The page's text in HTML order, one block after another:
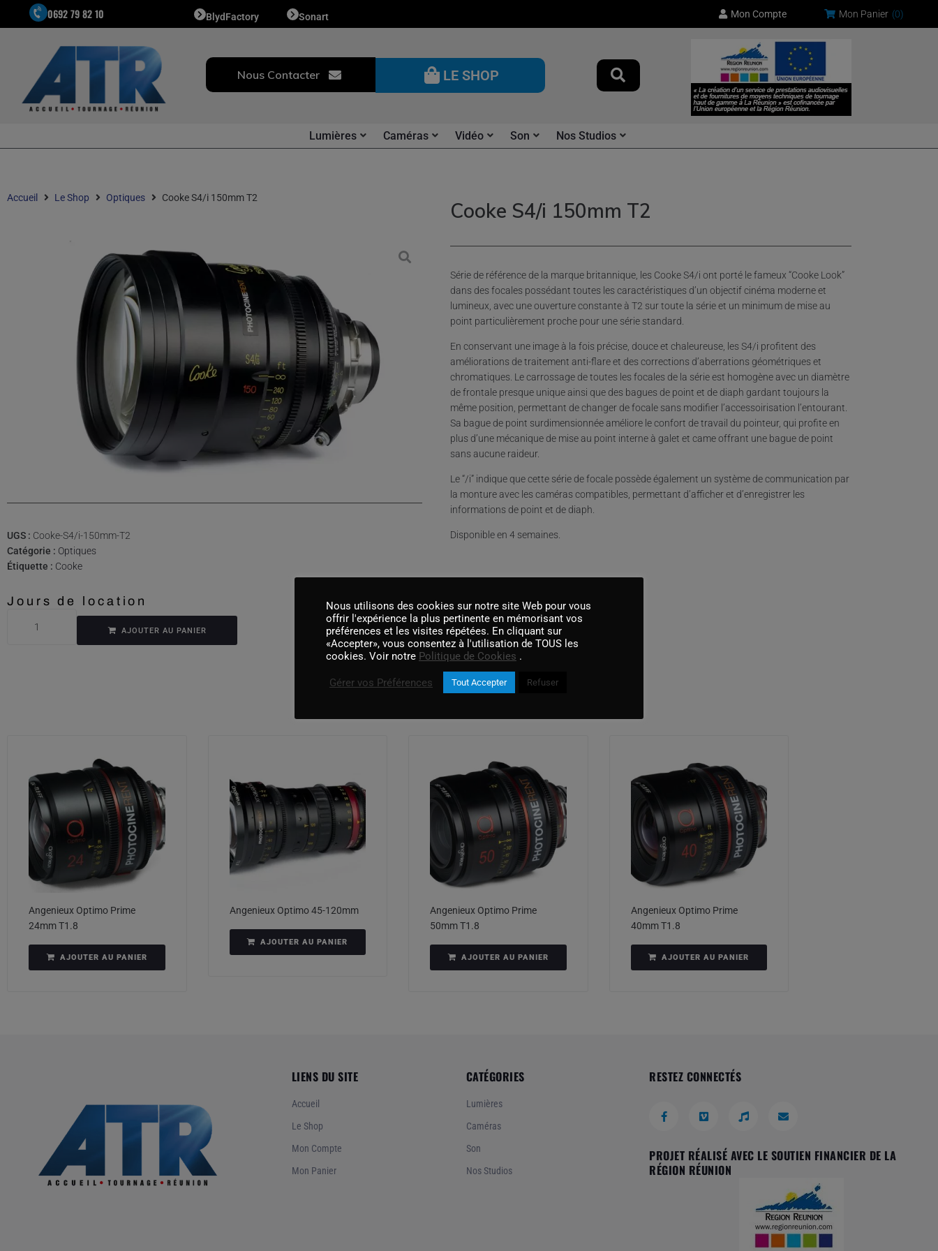
0692 79 82 10 BlydFactory Sonart Mon Compte Mon Panier (0)
Nous Contacter LE SHOP
Lumières Caméras Vidéo Son Nos Studios
Accueil Le Shop Optiques Cooke S4/i 150mm T2
UGS : Cooke-S4/i-150mm-T2
Catégorie : Optiques
Étiquette : Cooke
Jours de location
AJOUTER AU PANIER
Cooke S4/i 150mm T2
Série de référence de la marque britannique, les Cooke S4/i ont porté le fameux “Cooke Look”
dans des focales possédant toutes les caractéristiques d’un objectif cinéma moderne et
lumineux, avec une ouverture constante à T2 sur toute la série et un minimum de mise au
point particulièrement proche pour une série standard.
En conservant une image à la fois précise, douce et chaleureuse, les S4/i profitent des
améliorations de traitement anti-flare et des corrections d’aberrations géométriques et
chromatiques. Le carrossage de toutes les focales de la série est homogène avec un diamètre
de frontale presque unique ainsi que des bagues de point et de diaph gardant toujours la
même position, permettant de changer de focale sans modifier l’accessoirisation l’entourant.
Sa bague de point surdimensionnée améliore le confort de travail du pointeur, qui profite en
plus d’une mécanique de mise au point interne à galet et came offrant une bague de point
sans aucune raideur.
Le “/i” indique que cette série de focale possède également un système de communication par
la monture avec les caméras compatibles, permettant d’afficher et d’enregistrer les
informations de point et de diaph.
Disponible en 4 semaines.
Angenieux Optimo Prime
24mm T1.8
AJOUTER AU PANIER
Angenieux Optimo 45-120mm
AJOUTER AU PANIER
Angenieux Optimo Prime
50mm T1.8
AJOUTER AU PANIER
Angenieux Optimo Prime
40mm T1.8
AJOUTER AU PANIER
LIENS DU SITE
Accueil
Le Shop
Mon Compte
Mon Panier
CATÉGORIES
Lumières
Caméras
Son
Nos Studios
RESTEZ CONNECTÉS
PROJET RÉALISÉ AVEC LE SOUTIEN FINANCIER DE LA
RÉGION RÉUNION
Nous utilisons des cookies sur notre site Web pour vous
offrir l'expérience la plus pertinente en mémorisant vos
préférences et les visites répétées. En cliquant sur
«Accepter», vous consentez à l'utilisation de TOUS les
cookies. Voir notre Politique de Cookies .
Gérer vos Préférences Tout Accepter Refuser